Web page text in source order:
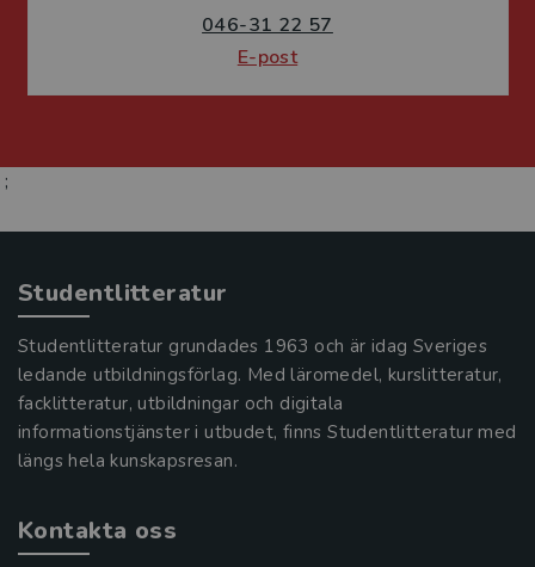
046-31 22 57
E-post
;
Studentlitteratur
Studentlitteratur grundades 1963 och är idag Sveriges
ledande utbildningsförlag. Med läromedel, kurslitteratur,
facklitteratur, utbildningar och digitala
informationstjänster i utbudet, finns Studentlitteratur med
längs hela kunskapsresan.
Kontakta oss